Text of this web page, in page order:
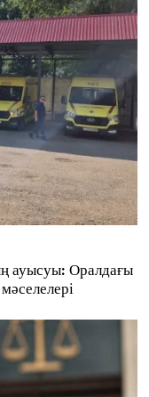
ауысуы: Оралдағы